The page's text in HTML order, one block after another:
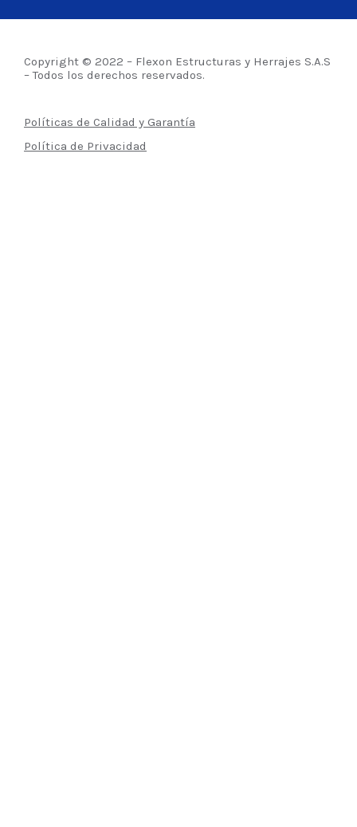
Copyright © 2022 – Flexon Estructuras y Herrajes S.A.S
– Todos los derechos reservados.
Políticas de Calidad y Garantía
Política de Privacidad